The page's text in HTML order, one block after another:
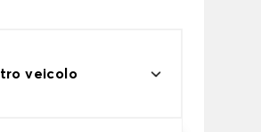
veicolo